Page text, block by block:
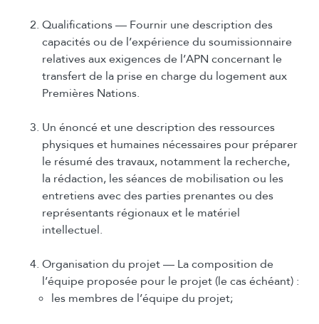
Qualifications — Fournir une description des
capacités ou de l’expérience du soumissionnaire
relatives aux exigences de l’APN concernant le
transfert de la prise en charge du logement aux
Premières Nations.
Un énoncé et une description des ressources
physiques et humaines nécessaires pour préparer
le résumé des travaux, notamment la recherche,
la rédaction, les séances de mobilisation ou les
entretiens avec des parties prenantes ou des
représentants régionaux et le matériel
intellectuel.
Organisation du projet — La composition de
l’équipe proposée pour le projet (le cas échéant) :
les membres de l’équipe du projet;